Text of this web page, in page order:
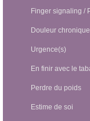
Finger signaling /
Douleur chronique
Urgence(s)
En finir avec le
Perdre du poids
Estime de soi